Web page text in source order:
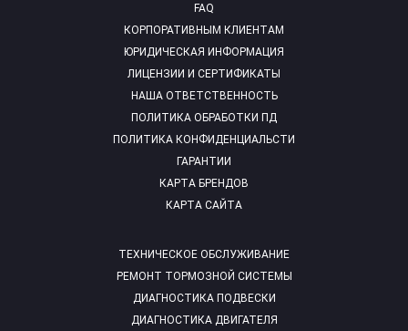
FAQ
ТЕХНИЧЕСКОЕ ОБСЛУЖИВАНИЕ
РЕМОНТ ТОРМОЗНОЙ СИСТЕМЫ
ДИАГНОСТИКА ПОДВЕСКИ
ДИАГНОСТИКА ДВИГАТЕЛЯ
КОРПОРАТИВНЫМ КЛИЕНТАМ
ЮРИДИЧЕСКАЯ ИНФОРМАЦИЯ
ЛИЦЕНЗИИ И СЕРТИФИКАТЫ
НАША ОТВЕТСТВЕННОСТЬ
ПОЛИТИКА ОБРАБОТКИ ПД
ПОЛИТИКА КОНФИДЕНЦИАЛЬСТИ
ГАРАНТИИ
КАРТА БРЕНДОВ
КАРТА САЙТА